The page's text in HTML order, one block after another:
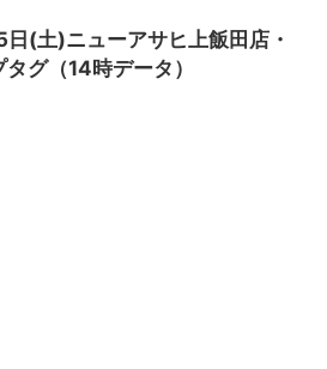
日(土)ニューアサヒ上飯田店・
タグ（14時データ）